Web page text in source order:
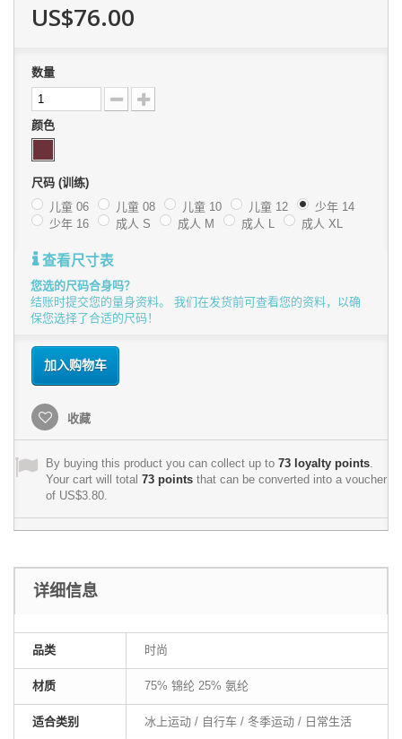
US$76.00
数量
颜色
尺码 (训练)
儿童 06
儿童 08 儿童 10 儿童 12
少年 14
少年 16
成人 S 成人 M 成人 L 成人 XL
查看尺寸表
您选的尺码合身吗？
结账时提交您的量身资料。 我们在发货前可查看您的资料，以确
保您选择了合适的尺码！
加入购物车
收藏
By buying this product you can collect up to 73 loyalty points.
Your cart will total 73 points that can be converted into a voucher
of US$3.80.
详细信息
品类 时尚
材质 75% 锦纶 25% 氨纶
适合类别 冰上运动 / 自行车 / 冬季运动 / 日常生活